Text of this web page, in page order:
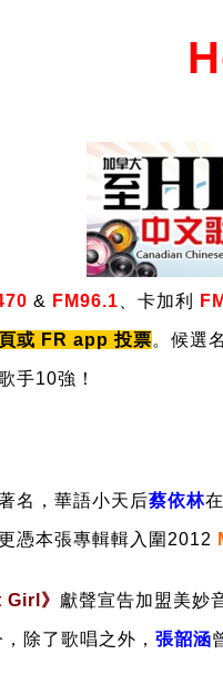
& FM96.1 、卡加利
或 FR app 投票。候選
手10強！
名，華語小天后蔡依林
憑本張專輯輯入圍2012
Girl》 獻聲宣告加盟美妙
除了歌唱之外， 張韶涵